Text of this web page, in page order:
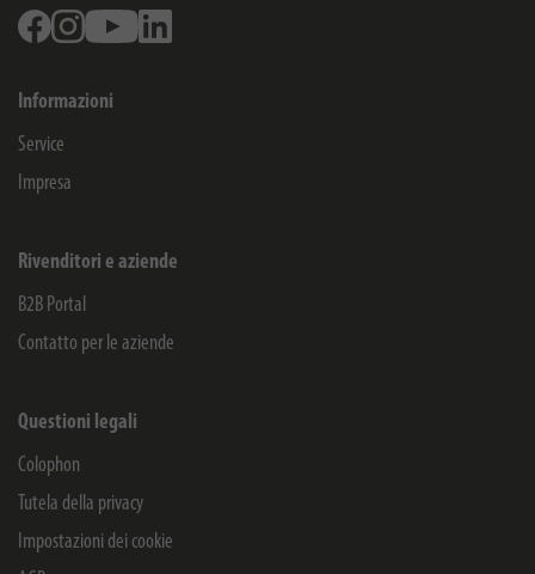
FacebookInstagramYoutube
Informazioni
Service
Impresa
Rivenditori e aziende
B2B Portal
Contatto per le aziende
Questioni legali
Colophon
Tutela della privacy
Impostazioni dei cookie